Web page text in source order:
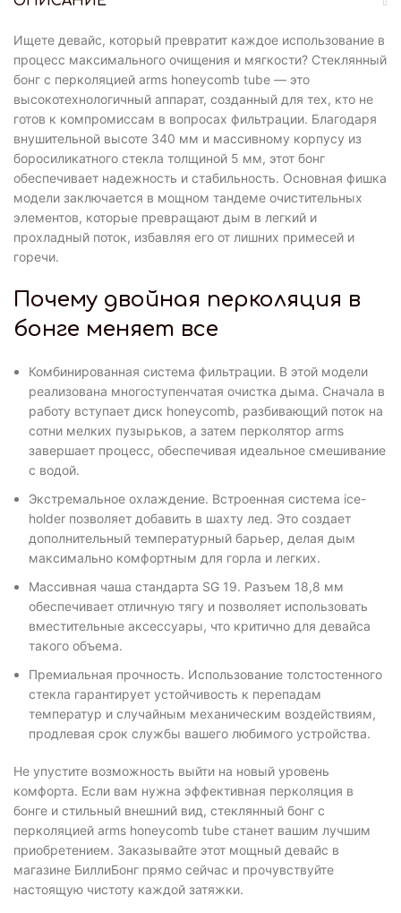
Ищете девайс, который превратит каждое использование в
процесс максимального очищения и мягкости? Стеклянный
бонг с перколяцией arms honeycomb tube — это
высокотехнологичный аппарат, созданный для тех, кто не
готов к компромиссам в вопросах фильтрации. Благодаря
внушительной высоте 340 мм и массивному корпусу из
боросиликатного стекла толщиной 5 мм, этот бонг
обеспечивает надежность и стабильность. Основная фишка
модели заключается в мощном тандеме очистительных
элементов, которые превращают дым в легкий и
прохладный поток, избавляя его от лишних примесей и
горечи.
Почему двойная перколяция в
бонге меняет все
Комбинированная система фильтрации. В этой модели
реализована многоступенчатая очистка дыма. Сначала в
работу вступает диск honeycomb, разбивающий поток на
сотни мелких пузырьков, а затем перколятор arms
завершает процесс, обеспечивая идеальное смешивание
с водой.
Экстремальное охлаждение. Встроенная система ice-
holder позволяет добавить в шахту лед. Это создает
дополнительный температурный барьер, делая дым
максимально комфортным для горла и легких.
Массивная чаша стандарта SG 19. Разъем 18,8 мм
обеспечивает отличную тягу и позволяет использовать
вместительные аксессуары, что критично для девайса
такого объема.
Премиальная прочность. Использование толстостенного
стекла гарантирует устойчивость к перепадам
температур и случайным механическим воздействиям,
продлевая срок службы вашего любимого устройства.
Не упустите возможность выйти на новый уровень
комфорта. Если вам нужна эффективная перколяция в
бонге и стильный внешний вид, стеклянный бонг с
перколяцией arms honeycomb tube станет вашим лучшим
приобретением. Заказывайте этот мощный девайс в
магазине БиллиБонг прямо сейчас и прочувствуйте
настоящую чистоту каждой затяжки.